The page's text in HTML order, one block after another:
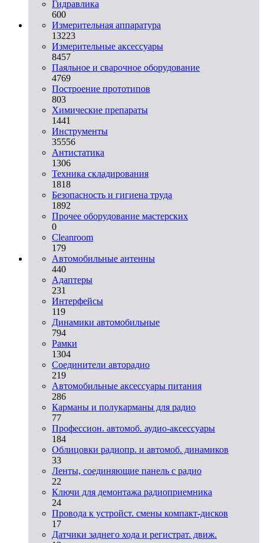
Гидравлика
600
Измерительная аппаратура
13223
Измерительные аксессуары
8457
Паяльное и сварочное оборудование
4769
Построение прототипов
803
Химические препараты
1441
Инструменты
35556
Aнтистатика
1306
Техника складирования
1818
Безопасность и гигиена труда
1892
Прочее оборудование мастерских
0
Cleanroom
179
Автомобильные антенны
440
Адаптеры
231
Интерфейсы
119
Динамики автомобильные
794
Рамки
1304
Соединители авторадио
219
Автомобильные аксессуары питания
286
Карманы и полукарманы для радио
77
Профессион. автомоб. аудио-аксессуары
184
Облицовки радиопр. и автомоб. динамиков
33
Ленты, соединяющие панель с радио
22
Ключи для демонтажа радиоприемника
24
Провода к устройст. смены компакт-дисков
17
Датчики заднего хода и регистрат. движ.